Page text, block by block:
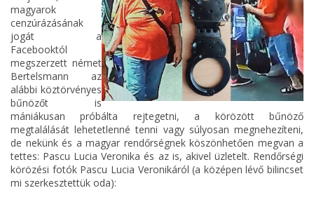
magyarok
cenzúrázásának
jogát a
Facebooktól
megszerzett német
Bertelsmann az
alábbi köztörvényes
bűnözőt is
mániákusan próbálta rejtegetni, a körözött bűnöző
megtalálását lehetetlenné tenni vagy súlyosan megnehezíteni,
de nekünk és a magyar rendőrségnek köszönhetően megvan a
tettes: Pascu Lucia Veronika és az is, akivel üzletelt. Rendőrségi
körözési fotók Pascu Lucia Veronikáról (a középen lévő bilincset
mi szerkesztettük oda):